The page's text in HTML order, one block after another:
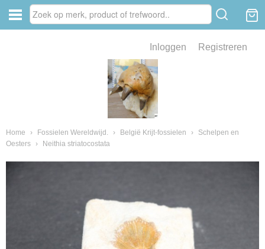
Inloggen Registreren
Home › Fossielen Wereldwijd. › België Krijt-fossielen ›
Schelpen en
Oesters
› Neithia striatocostata
van fossielen en mineralen